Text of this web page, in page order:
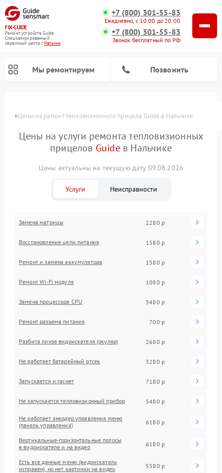
FIX-GUIDE
Ремонт устройств Guide
Специализированный
cервисный центр г.Нальчик
+7 (800) 301-55-83
Ежедневно, с 10:00 до 20:00
+7 (800) 301-55-83
Звонок бесплатный по РФ
Мы ремонтируем Позвонить
Цены на ремонт тепловизионного прицела Guide в Нальчике
Цены на услуги ремонта тепловизионных
прицелов Guideв Нальчике
Цены актуальны на текущую дату 09.08.2026
Услуги Неисправности
Замена матрицы 2280 р
Восстановление цепи питания 1580 р
Ремонт и замена аккумулятора 1580 р
Ремонт Wi-Fi модуля 1080 р
Замена процессора CPU 3480 р
Ремонт разъема питания 700 р
Разбита линза видоискателя (окуляр) 2680 р
Не работает батарейный отсек 3280 р
Запускается и гаснет 7180 р
Не запускается тепловизионный прибор 5480 р
Не работает энкодер управления меню
(панель управления)
6180 р
Вертикальные-горизонтальные полосы
в видоискателе и на видео
6180 р
Есть все данные меню (видоискатель
исправен), но нет картинки на видео
5580 р